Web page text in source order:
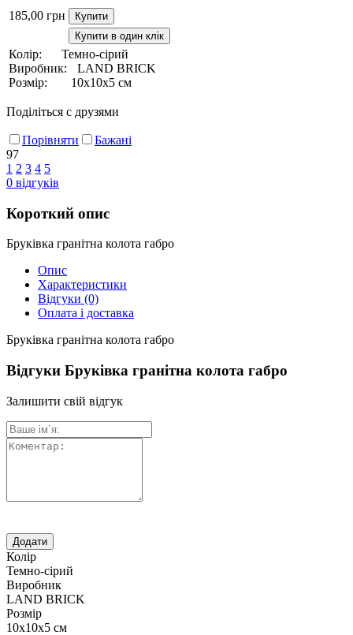
185,00 грн
Купити
Купити в один клік
Колір:
Темно-сірий
Виробник:
LAND BRICK
Розмір:
10х10х5 см
Поділіться с друзями
Порівняти
Бажані
97
1 2 3 4 5
0 відгуків
Короткий опис
Бруківка гранітна колота габро
Опис
Характеристики
Відгуки (0)
Оплата і доставка
Бруківка гранітна колота габро
Відгуки Бруківка гранітна колота габро
Залишити свій відгук
Колір
Темно-сірий
Виробник
LAND BRICK
Розмір
10х10х5 см